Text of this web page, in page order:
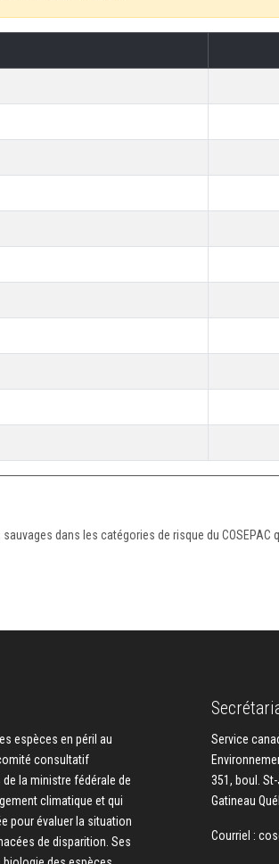
dans les catégories de risque du
espèces en péril au
consultatif
la ministre fédérale de
climatique et qui
pour évaluer la situation
de disparition. Ses
Service
351, boul.
Gatineau
Courriel :